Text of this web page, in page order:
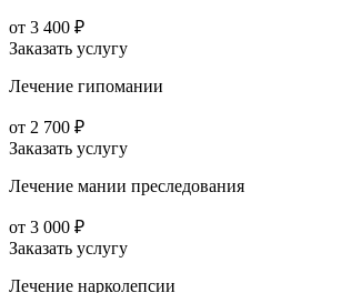
от 3 400 ₽
Заказать услугу
Лечение гипомании
от 2 700 ₽
Заказать услугу
Лечение мании преследования
от 3 000 ₽
Заказать услугу
Лечение нарколепсии